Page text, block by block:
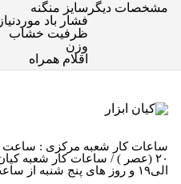
مشخصات دیگر سایز منگنه
فشار باد موردنیاز
ظرفیت خشاب
وزن
اقلام همراه
الی۱۹ و روز های پنج شنبه از ساعت 8:30 الی 13:30